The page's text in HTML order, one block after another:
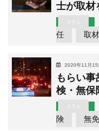
士が取材
コラム
任
取材
2020年11月15
もらい
検・無保
コラム
険
無